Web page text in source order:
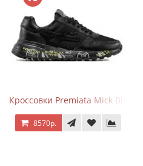
Кроссовки Premiata Mick Black
8570р.